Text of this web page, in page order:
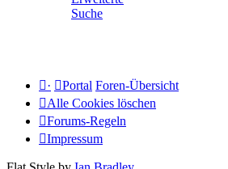
Suche
· Portal Foren-Übersicht
Alle Cookies löschen
Forums-Regeln
Impressum